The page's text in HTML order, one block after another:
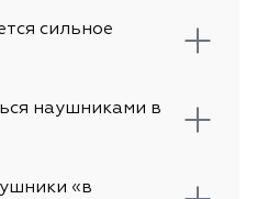
сильное
наушниками в
«в